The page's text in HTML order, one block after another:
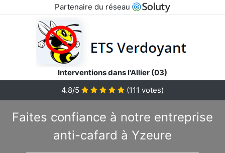
Partenaire du réseau
Interventions dans l'Allier (03)
4.8/5
(111 votes)
Faites confiance à notre entreprise
anti-cafard à Yzeure